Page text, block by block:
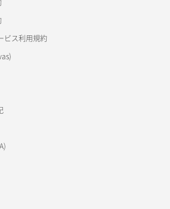
ロード(DLO)
ビス利用規約